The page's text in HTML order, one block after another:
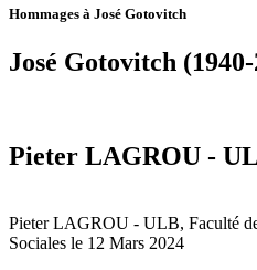
Hommages à José Gotovitch
José Gotovitch
Pieter LAGROU -
Pieter LAGROU - ULB, Faculté
Sociales le 12 Mars 2024